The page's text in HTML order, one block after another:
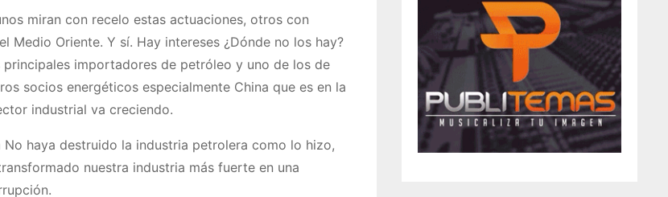
miran con recelo estas actuaciones, otros con
Oriente. Y sí. Hay intereses ¿Dónde no los hay?
importadores de petróleo y uno de los de
socios energéticos especialmente China que es en la
industrial va creciendo.
haya destruido la industria petrolera como lo hizo,
nuestra industria más fuerte en una